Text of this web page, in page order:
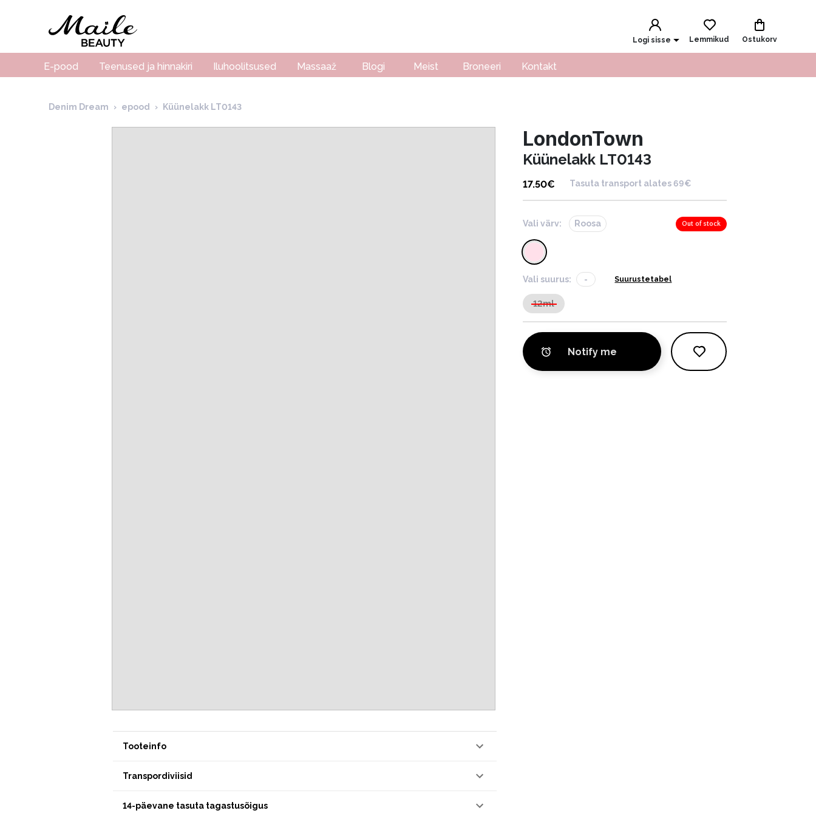
Logi sisse Lemmikud Ostukorv
E-pood Teenused ja hinnakiri Iluhoolitsused Massaaž Blogi Meist Broneeri Kontakt
Denim Dream › epood › Küünelakk LT0143
Tooteinfo
Transpordiviisid
14-päevane tasuta tagastusõigus
LondonTown
Küünelakk LT0143
17.50€ Tasuta transport alates 69€
Vali värv: Roosa Out of stock
Vali suurus: - Suurustetabel
12ml
Notify me